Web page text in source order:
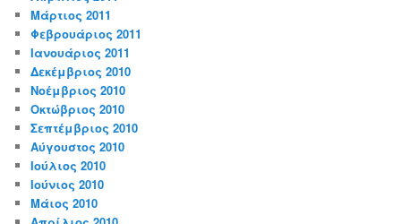
Μάρτιος 2011
Φεβρουάριος 2011
Ιανουάριος 2011
Δεκέμβριος 2010
Νοέμβριος 2010
Οκτώβριος 2010
Σεπτέμβριος 2010
Αύγουστος 2010
Ιούλιος 2010
Ιούνιος 2010
Μάιος 2010